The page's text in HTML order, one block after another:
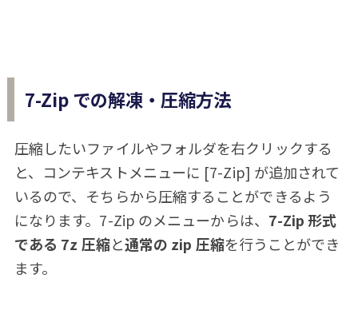
7-Zip での解凍・圧縮方法
圧縮したいファイルやフォルダを右クリックする
と、コンテキストメニューに [7-Zip] が追加されて
いるので、そちらから圧縮することができるよう
になります。7-Zip のメニューからは、 7-Zip 形式
である 7z 圧縮と通常の zip 圧縮を行うことができ
ます。